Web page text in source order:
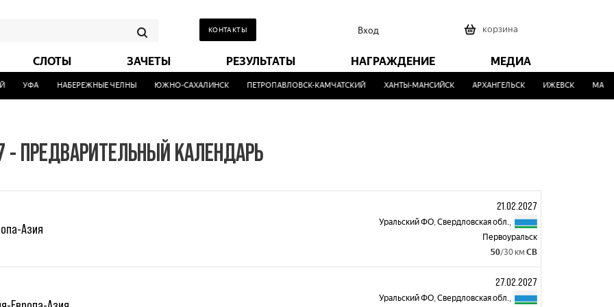
КОНТАКТЫ Вход корзина
СЛОТЫ ЗАЧЕТЫ РЕЗУЛЬТАТЫ НАГРАЖДЕНИЕ МЕДИА
УФА НАБЕРЕЖНЫЕ ЧЕЛНЫ ЮЖНО-САХАЛИНСК ПЕТРОПАВЛОВСК-КАМЧАТСКИЙ ХАНТЫ-МАНСИЙСК АРХАНГЕЛЬСК ИЖЕВСК
- ПРЕДВАРИТЕЛЬНЫЙ КАЛЕНДАРЬ
Азия
21.02.2027
Уральский ФО,Свердловская обл.,
Первоуральск
50/30 км СВ
27.02.2027
Уральский ФО,Свердловская обл.,